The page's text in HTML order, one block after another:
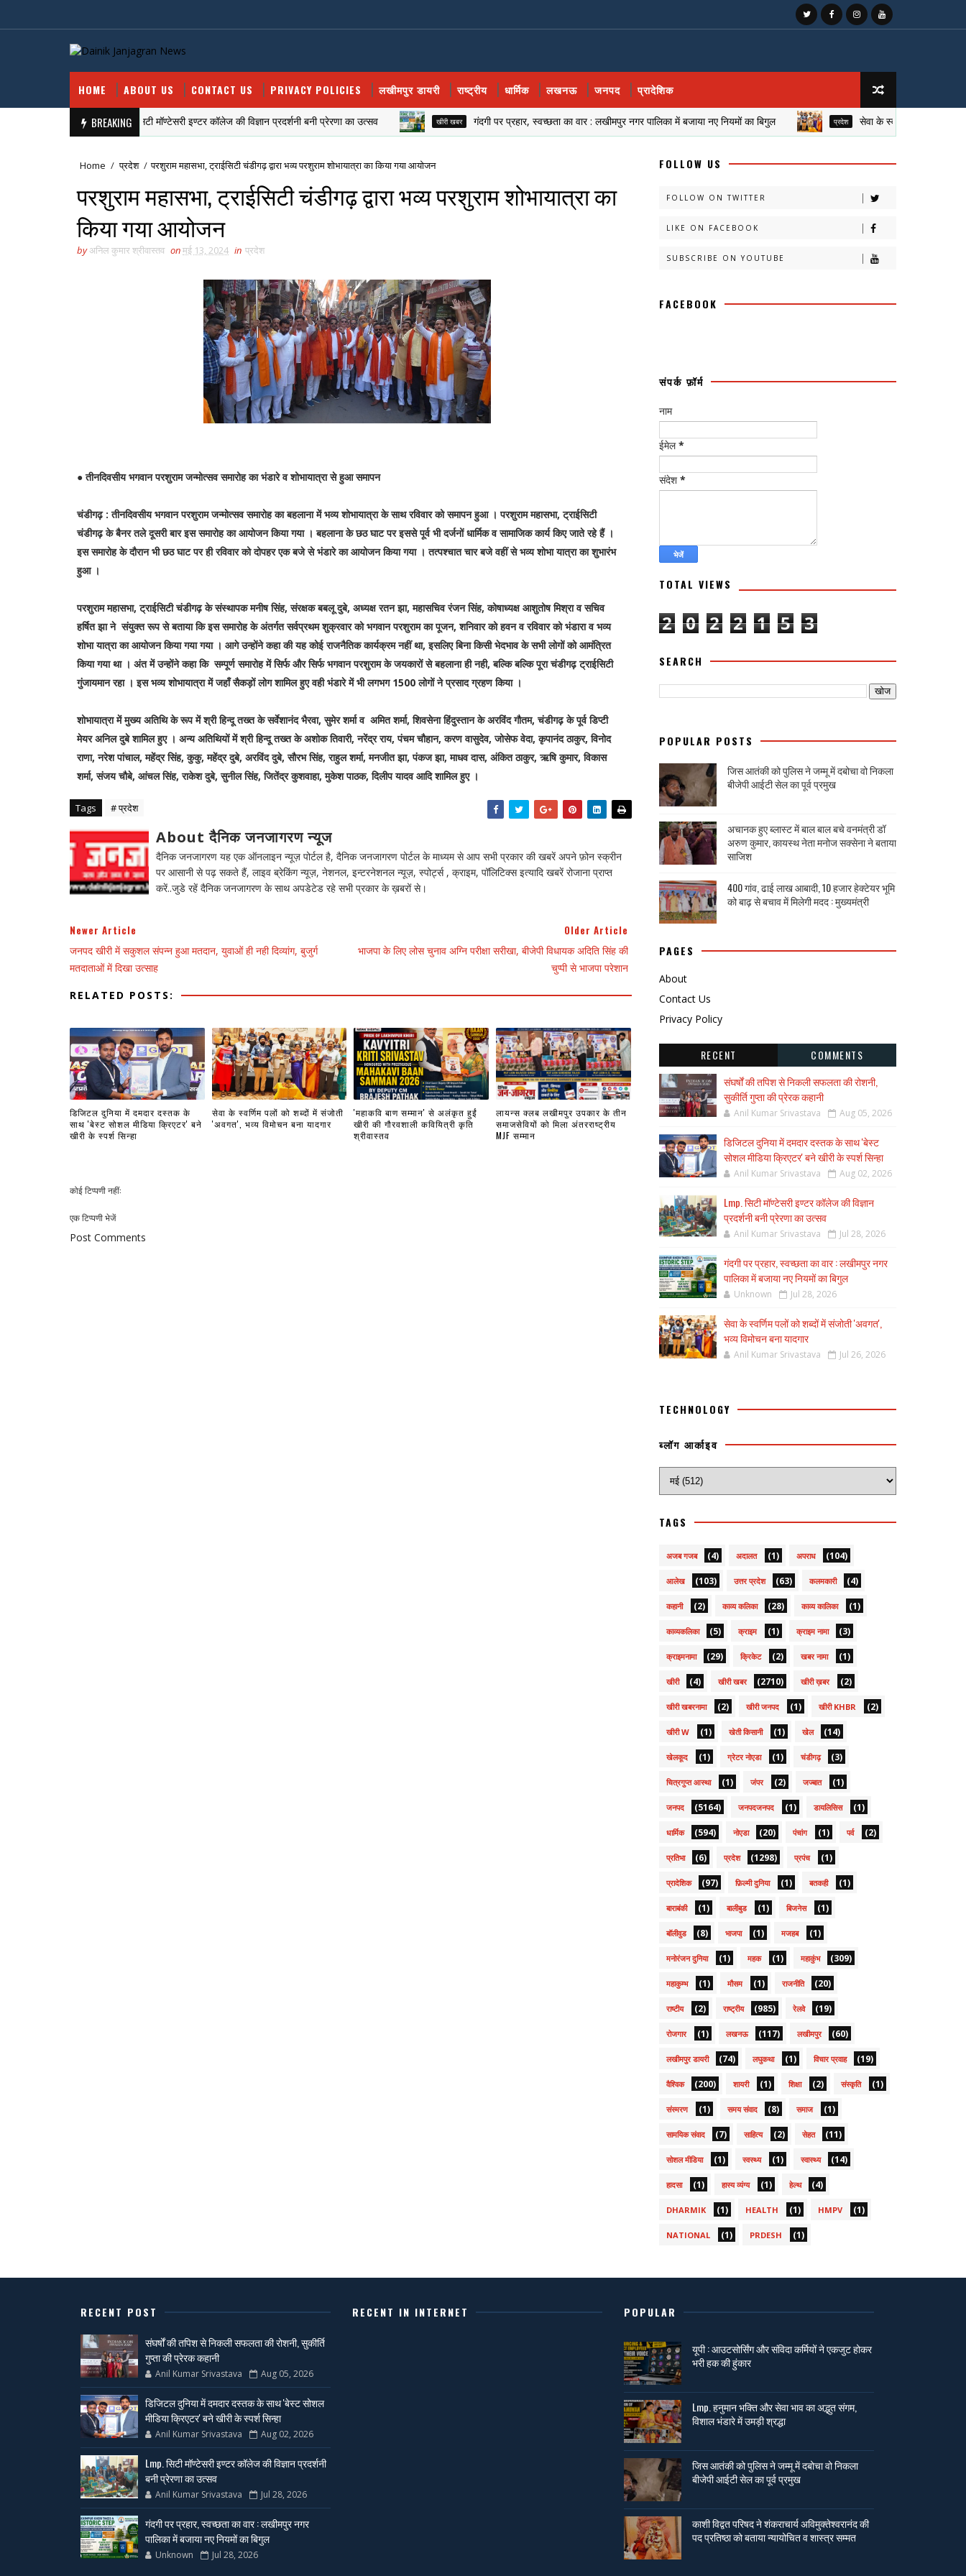
HOME ABOUT US CONTACT US PRIVACY POLICIES लखीमपुर डायरी राष्ट्रीय धार्मिक लखनऊ जनपद प्रादेशिक
BREAKING
Lmp. सिटी मॉण्टेसरी इण्टर कॉलेज की विज्ञान प्रदर्शनी बनी प्रेरणा का उत्सव खीरी खबर गंदगी पर प्रहार, स्वच्छता का वार : लखीमपुर नगर पालिका में बजाया नए नियमों का बिगुल प्रदेश सेवा के स्वर्णिम पलों को शब्दों में
Home / प्रदेश / परशुराम महासभा, ट्राईसिटी चंडीगढ़ द्वारा भव्य परशुराम शोभायात्रा का किया गया आयोजन
परशुराम महासभा, ट्राईसिटी चंडीगढ़ द्वारा भव्य परशुराम शोभायात्रा का
किया गया आयोजन
byअनिल कुमार श्रीवास्तव onमई 13, 2024 in प्रदेश
● तीनदिवसीय भगवान परशुराम जन्मोत्सव समारोह का भंडारे व शोभायात्रा से हुआ समापन
चंडीगढ़ : तीनदिवसीय भगवान परशुराम जन्मोत्सव समारोह का बहलाना में भव्य शोभायात्रा के साथ रविवार को समापन हुआ । परशुराम महासभा, ट्राईसिटी
चंडीगढ़ के बैनर तले दूसरी बार इस समारोह का आयोजन किया गया । बहलाना के छठ घाट पर इससे पूर्व भी दर्जनों धार्मिक व सामाजिक कार्य किए जाते रहे हैं ।
इस समारोह के दौरान भी छठ घाट पर ही रविवार को दोपहर एक बजे से भंडारे का आयोजन किया गया । तत्पश्चात चार बजे वहीं से भव्य शोभा यात्रा का शुभारंभ
हुआ ।
परशुराम महासभा, ट्राईसिटी चंडीगढ़ के संस्थापक मनीष सिंह, संरक्षक बबलू दुबे, अध्यक्ष रतन झा, महासचिव रंजन सिंह, कोषाध्यक्ष आशुतोष मिश्रा व सचिव
हर्षित झा ने संयुक्त रूप से बताया कि इस समारोह के अंतर्गत सर्वप्रथम शुक्रवार को भगवान परशुराम का पूजन, शनिवार को हवन व रविवार को भंडारा व भव्य
शोभा यात्रा का आयोजन किया गया गया । आगे उन्होंने कहा की यह कोई राजनैतिक कार्यक्रम नहीं था, इसलिए बिना किसी भेदभाव के सभी लोगों को आमंत्रित
किया गया था । अंत में उन्होंने कहा कि सम्पूर्ण समारोह में सिर्फ और सिर्फ भगवान परशुराम के जयकारों से बहलाना ही नही, बल्कि बल्कि पूरा चंडीगढ़ ट्राईसिटी
गुंजायमान रहा । इस भव्य शोभायात्रा में जहाँ सैकड़ों लोग शामिल हुए वही भंडारे में भी लगभग 1500 लोगों ने प्रसाद ग्रहण किया ।
शोभायात्रा में मुख्य अतिथि के रूप में श्री हिन्दू तख्त के सर्वेशानंद भैरवा, सुमेर शर्मा व अमित शर्मा, शिवसेना हिंदुस्तान के अरविंद गौतम, चंडीगढ़ के पूर्व डिप्टी
मेयर अनिल दुबे शामिल हुए । अन्य अतिथियों में श्री हिन्दू तख्त के अशोक तिवारी, नरेंद्र राय, पंचम चौहान, करण वासुदेव, जोसेफ वेदा, कृपानंद ठाकुर, विनोद
राणा, नरेश पांचाल, महेंद्र सिंह, कुकु, महेंद्र दुबे, अरविंद दुबे, सौरभ सिंह, राहुल शर्मा, मनजीत झा, पंकज झा, माधव दास, अंकित ठाकुर, ऋषि कुमार, विकास
शर्मा, संजय चौबे, आंचल सिंह, राकेश दुबे, सुनील सिंह, जितेंद्र कुशवाहा, मुकेश पाठक, दिलीप यादव आदि शामिल हुए ।
Tags # प्रदेश
About दैनिक जनजागरण न्यूज
दैनिक जनजागरण यह एक ऑनलाइन न्यूज़ पोर्टल है, दैनिक जनजागरण पोर्टल के माध्यम से आप सभी प्रकार की खबरें अपने फ़ोन स्क्रीन
पर आसानी से पढ़ सकते हैं, लाइव ब्रेकिंग न्यूज़, नेशनल, इन्टरनेशनल न्यूज़, स्पोर्ट्स , क्राइम, पॉलिटिक्स इत्यादि खबरें रोजाना प्राप्त
करें..जुडे रहें दैनिक जनजागरण के साथ अपडेटेड रहे सभी प्रकार के ख़बरों से।
Newer Article
जनपद खीरी में सकुशल संपन्न हुआ मतदान, युवाओं ही नही दिव्यांग, बुजुर्ग
मतदाताओं में दिखा उत्साह
Older Article
भाजपा के लिए लोस चुनाव अग्नि परीक्षा सरीखा, बीजेपी विधायक अदिति सिंह की
चुप्पी से भाजपा परेशान
RELATED POSTS:
डिजिटल दुनिया में दमदार दस्तक के
साथ 'बेस्ट सोशल मीडिया क्रिएटर' बने
खीरी के स्पर्श सिन्हा
सेवा के स्वर्णिम पलों को शब्दों में संजोती
'अवगत', भव्य विमोचन बना यादगार
'महाकवि बाण सम्मान' से अलंकृत हुईं
खीरी की गौरवशाली कवियित्री कृति
श्रीवास्तव
लायन्स क्लब लखीमपुर उपकार के तीन
समाजसेवियों को मिला अंतरराष्ट्रीय
MJF सम्मान
कोई टिप्पणी नहीं:
एक टिप्पणी भेजें
Post Comments
FOLLOW US
FOLLOW ON TWITTER
LIKE ON FACEBOOK
SUBSCRIBE ON YOUTUBE
FACEBOOK
संपर्क फ़ॉर्म
नाम
ईमेल*
संदेश *
TOTAL VIEWS
2 0 2 2 1 5 3
SEARCH
POPULAR POSTS
जिस आतंकी को पुलिस ने जम्मू में दबोचा वो निकला
बीजेपी आईटी सेल का पूर्व प्रमुख
अचानक हुए ब्लास्ट में बाल बाल बचे वनमंत्री डॉ
अरुण कुमार, कायस्थ नेता मनोज सक्सेना ने बताया
साजिश
400 गांव, ढाई लाख आबादी, 10 हजार हेक्टेयर भूमि
को बाढ़ से बचाव में मिलेगी मदद : मुख्यमंत्री
PAGES
About
Contact Us
Privacy Policy
RECENT
COMMENTS
संघर्षों की तपिश से निकली सफलता की रोशनी,
सुकीर्ति गुप्ता की प्रेरक कहानी
Anil Kumar Srivastava Aug 05, 2026
डिजिटल दुनिया में दमदार दस्तक के साथ 'बेस्ट
सोशल मीडिया क्रिएटर' बने खीरी के स्पर्श सिन्हा
Anil Kumar Srivastava Aug 02, 2026
Lmp. सिटी मॉण्टेसरी इण्टर कॉलेज की विज्ञान
प्रदर्शनी बनी प्रेरणा का उत्सव
Anil Kumar Srivastava Jul 28, 2026
गंदगी पर प्रहार, स्वच्छता का वार : लखीमपुर नगर
पालिका में बजाया नए नियमों का बिगुल
Unknown Jul 28, 2026
सेवा के स्वर्णिम पलों को शब्दों में संजोती 'अवगत',
भव्य विमोचन बना यादगार
Anil Kumar Srivastava Jul 26, 2026
TECHNOLOGY
ब्लॉग आर्काइव
TAGS
अजब गजब (4) अदालत (1) अपराध (104)
आलेख (103) उत्तर प्रदेश (63) कलमकारी (4)
कहानी (2) काव्य कलिका (28) काव्य कालिका (1)
काव्यकलिका (5) क्राइम (1) क्राइम नामा (3)
क्राइमनामा (29) क्रिकेट (2) खबर नामा (1)
खीरी (4) खीरी खबर (2710) खीरी ख़बर (2)
खीरी खबरनामा (2) खीरी जनपद (1) खीरी KHBR (2)
खीरी W (1) खेती किसानी (1) खेल (14)
खेलकूद (1) ग्रेटर नोएडा (1) चंडीगढ़ (3)
चित्रगुप्त आस्था (1) जंपर (2) जज्बात (1)
जनपद (5164) जनपदजनपद (1) डायलिसिस (1)
धार्मिक (594) नोएडा (20) पंचांग (1) पर्व (2)
प्रतिभा (6) प्रदेश (1298) प्रपंच (1)
प्रादेशिक (97) फ़िल्मी दुनिया (1) बतकही (1)
बाराबंकी (1) बालीबुड (1) बिजनेस (1)
बॉलीवुड (8) भाजपा (1) मजहब (1)
मनोरंजन दुनिया (1) महक (1) महाकुंभ (309)
महाकुम्भ (1) मौसम (1) राजनीति (20)
राष्टीय (2) राष्ट्रीय (985) रेलवे (19)
रोजगार (1) लखनऊ (117) लखीमपुर (60)
लखीमपुर डायरी (74) लघुकथा (1) विचार प्रवाह (19)
वैश्विक (200) शायरी (1) शिक्षा (2) संस्कृति (1)
संस्मरण (1) समय संवाद (8) समाज (1)
सामयिक संवाद (7) साहित्य (2) सेहत (11)
सोशल मीडिया (1) स्वस्थ्य (1) स्वास्थ्य (14)
हादसा (1) हास्य व्यंग्य (1) हेल्थ (4)
DHARMIK (1) HEALTH (1) HMPV (1)
NATIONAL (1) PRDESH (1)
RECENT POST
संघर्षों की तपिश से निकली सफलता की रोशनी, सुकीर्ति
गुप्ता की प्रेरक कहानी
Anil Kumar Srivastava Aug 05, 2026
डिजिटल दुनिया में दमदार दस्तक के साथ 'बेस्ट सोशल
मीडिया क्रिएटर' बने खीरी के स्पर्श सिन्हा
Anil Kumar Srivastava Aug 02, 2026
Lmp. सिटी मॉण्टेसरी इण्टर कॉलेज की विज्ञान प्रदर्शनी
बनी प्रेरणा का उत्सव
Anil Kumar Srivastava Jul 28, 2026
गंदगी पर प्रहार, स्वच्छता का वार : लखीमपुर नगर
पालिका में बजाया नए नियमों का बिगुल
Unknown Jul 28, 2026
RECENT IN INTERNET POPULAR
यूपी : आउटसोर्सिंग और संविदा कर्मियों ने एकजुट होकर
भरी हक की हुंकार
Lmp. हनुमान भक्ति और सेवा भाव का अद्भुत संगम,
विशाल भंडारे में उमड़ी श्रद्धा
जिस आतंकी को पुलिस ने जम्मू में दबोचा वो निकला
बीजेपी आईटी सेल का पूर्व प्रमुख
काशी विद्वत परिषद ने शंकराचार्य अविमुक्तेश्वरानंद की
पद प्रतिष्ठा को बताया न्यायोचित व शास्त्र सम्मत